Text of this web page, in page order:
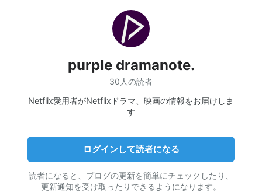
purple dramanote.
30人の読者
Netflix愛用者がNetflixドラマ、映画の情報をお届けしま
す
ログインして読者になる
読者になると、ブログの更新を簡単にチェックしたり、
更新通知を受け取ったりできるようになります。